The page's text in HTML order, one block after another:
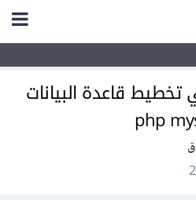
قاعدة البيانات